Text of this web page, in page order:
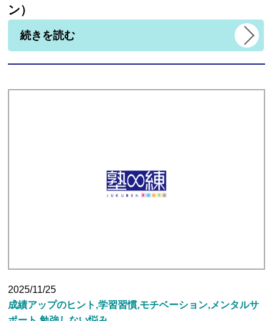
ン）
続きを読む
2025/11/25
成績アップのヒント,学習習慣,モチベーション,メンタルサ